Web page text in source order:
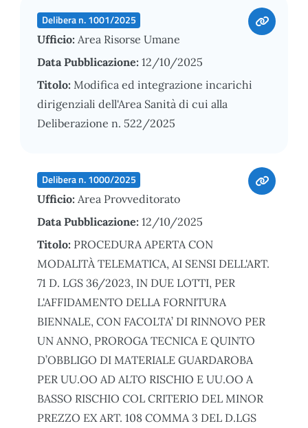
Delibera n. 1001/2025
Ufficio: Area Risorse Umane
Data Pubblicazione: 12/10/2025
Titolo: Modifica ed integrazione incarichi
dirigenziali dell'Area Sanità di cui alla
Deliberazione n. 522/2025
Delibera n. 1000/2025
Ufficio: Area Provveditorato
Data Pubblicazione: 12/10/2025
Titolo: PROCEDURA APERTA CON
MODALITÀ TELEMATICA, AI SENSI DELL'ART.
71 D. LGS 36/2023, IN DUE LOTTI, PER
L'AFFIDAMENTO DELLA FORNITURA
BIENNALE, CON FACOLTA’ DI RINNOVO PER
UN ANNO, PROROGA TECNICA E QUINTO
D’OBBLIGO DI MATERIALE GUARDAROBA
PER UU.OO AD ALTO RISCHIO E UU.OO A
BASSO RISCHIO COL CRITERIO DEL MINOR
PREZZO EX ART. 108 COMMA 3 DEL D.LGS